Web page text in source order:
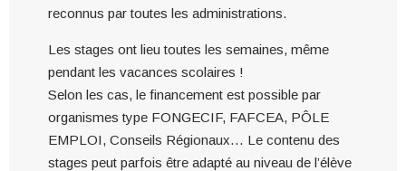
reconnus par toutes les administrations.
Les stages ont lieu toutes les semaines, même
pendant les vacances scolaires !
Selon les cas, le financement est possible par
organismes type FONGECIF, FAFCEA, PÔLE
EMPLOI, Conseils Régionaux… Le contenu des
stages peut parfois être adapté au niveau de l’élève